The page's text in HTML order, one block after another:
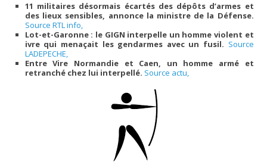
11 militaires désormais écartés des dépôts d’armes et
des lieux sensibles, annonce la ministre de la Défense.
Source RTL info,
Lot-et-Garonne : le GIGN interpelle un homme violent et
ivre qui menaçait les gendarmes avec un fusil. Source
LADEPECHE,
Entre Vire Normandie et Caen, un homme armé et
retranché chez lui interpellé. Source actu,